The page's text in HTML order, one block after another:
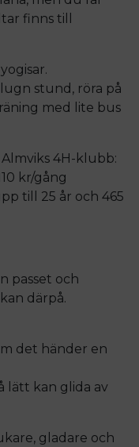
finns till
stund, röra på
med lite bus
Almviks 4H-klubb:
kr/gång
till 25 år och 465
passet och
därpå.
det händer en
lätt kan glida av
gladare och